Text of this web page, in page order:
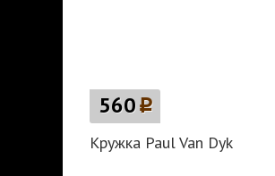
560p
Кружка Paul Van Dyk